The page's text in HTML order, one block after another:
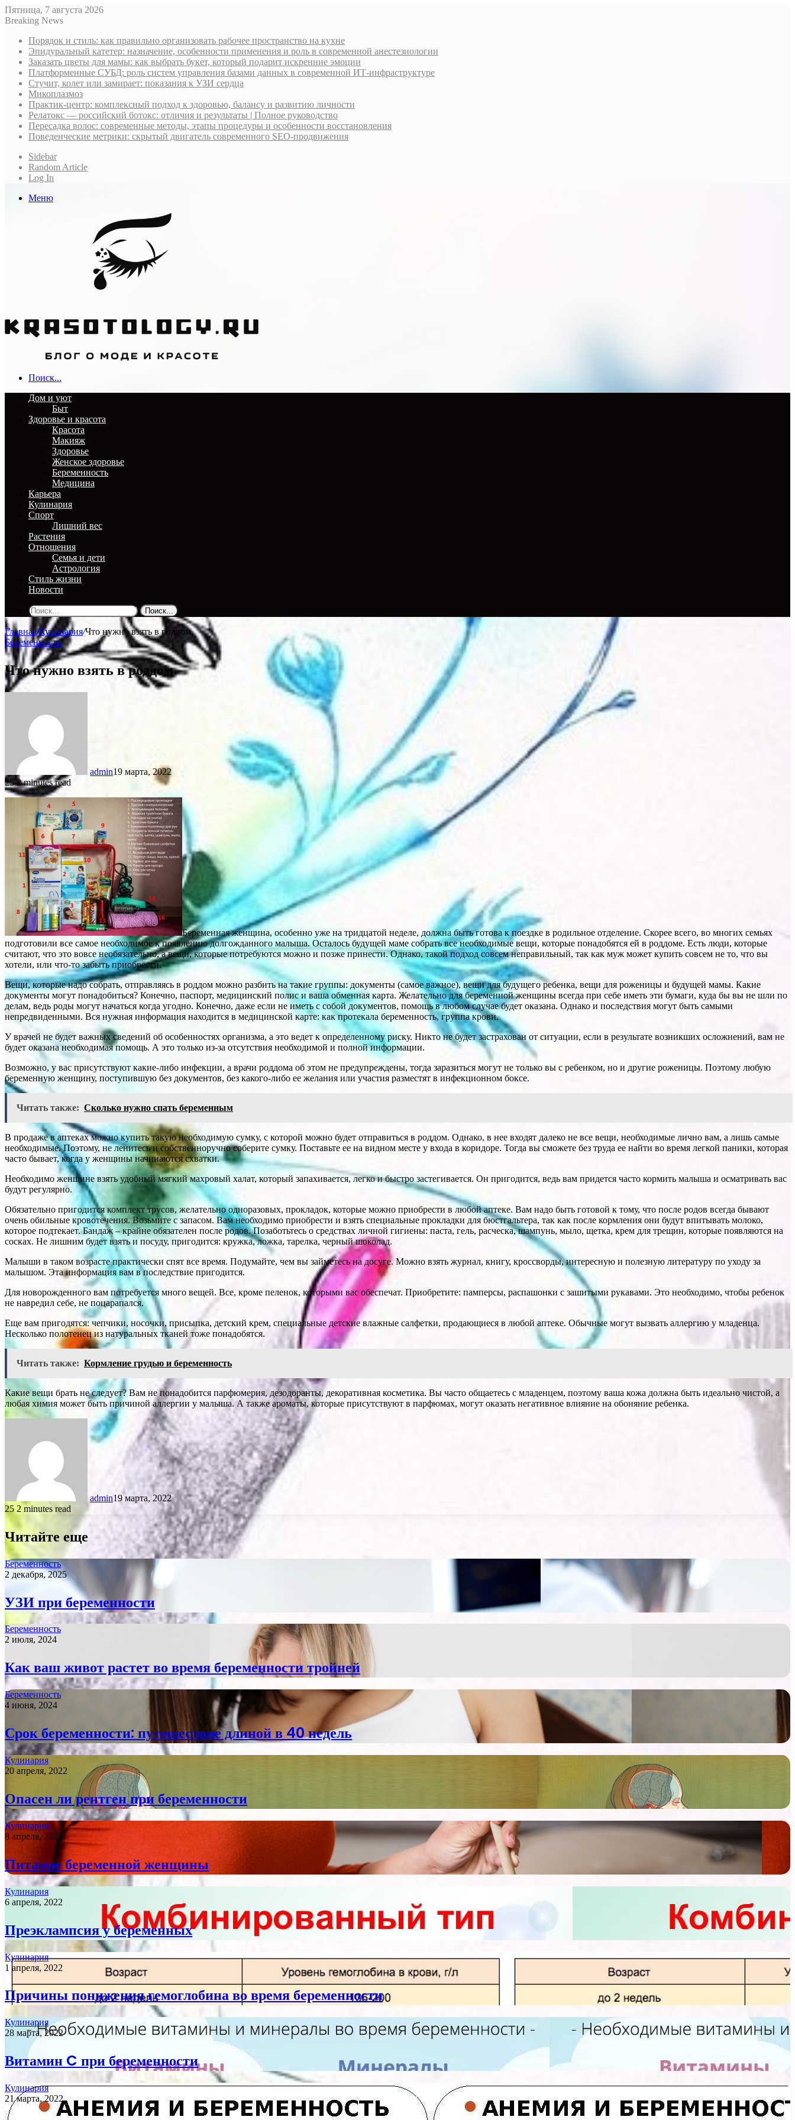
Пятница, 7 августа 2026
Breaking News
Порядок и стиль: как правильно организовать рабочее пространство на кухне
Эпидуральный катетер: назначение, особенности применения и роль в современной анестезиологии
Заказать цветы для мамы: как выбрать букет, который подарит искренние эмоции
Платформенные СУБД: роль систем управления базами данных в современной ИТ-инфраструктуре
Стучит, колет или замирает: показания к УЗИ сердца
Микоплазмоз
Практик-центр: комплексный подход к здоровью, балансу и развитию личности
Релатокс — российский ботокс: отличия и результаты | Полное руководство
Пересадка волос: современные методы, этапы процедуры и особенности восстановления
Поведенческие метрики: скрытый двигатель современного SEO-продвижения
Sidebar
Random Article
Log In
Меню
Поиск...
Дом и уют
Быт
Здоровье и красота
Красота
Макияж
Здоровье
Женское здоровье
Беременность
Медицина
Карьера
Кулинария
Спорт
Лишний вес
Растения
Отношения
Семья и дети
Астрология
Стиль жизни
Новости
Поиск...
Главная/Кулинария/Что нужно взять в роддом
Беременность
Что нужно взять в роддом
admin19 марта, 2022
252 minutes read
Беременная женщина, особенно уже на тридцатой неделе, должна быть готова к поездке в родильное отделение. Скорее всего, во многих семьях
подготовили все самое необходимое к появлению долгожданного малыша. Осталось будущей маме собрать все необходимые вещи, которые понадобятся ей в роддоме. Есть люди, которые
считают, что это вовсе необязательно, а вещи, которые потребуются можно и позже принести. Однако, такой подход совсем неправильный, так как муж может купить совсем не то, что вы
хотели, или что-то забыть приобрести.
Вещи, которые надо собрать, отправляясь в роддом можно разбить на такие группы: документы (самое важное), вещи для будущего ребенка, вещи для роженицы и будущей мамы. Какие
документы могут понадобиться? Конечно, паспорт, медицинский полис и ваша обменная карта. Желательно для беременной женщины всегда при себе иметь эти бумаги, куда бы вы не шли по
делам, ведь роды могут начаться когда угодно. Конечно, даже если не иметь с собой документов, помощь в любом случае будет оказана. Однако и последствия могут быть самыми
непредвиденными. Вся нужная информация находится в медицинской карте: как протекала беременность, группа крови.
У врачей не будет важных сведений об особенностях организма, а это ведет к определенному риску. Никто не будет застрахован от ситуации, если в результате возникших осложнений, вам не
будет оказана необходимая помощь. А это только из-за отсутствия необходимой и полной информации.
Возможно, у вас присутствуют какие-либо инфекции, а врачи роддома об этом не предупреждены, тогда заразиться могут не только вы с ребенком, но и другие роженицы. Поэтому любую
беременную женщину, поступившую без документов, без какого-либо ее желания или участия разместят в инфекционном боксе.
Читать также: Сколько нужно спать беременным
В продаже в аптеках можно купить такую необходимую сумку, с которой можно будет отправиться в роддом. Однако, в нее входят далеко не все вещи, необходимые лично вам, а лишь самые
необходимые. Поэтому, не ленитесь и собственноручно соберите сумку. Поставьте ее на видном месте у входа в коридоре. Тогда вы сможете без труда ее найти во время легкой паники, которая
часто бывает, когда у женщины начинаются схватки.
Необходимо женщине взять удобный мягкий махровый халат, который запахивается, легко и быстро застегивается. Он пригодится, ведь вам придется часто кормить малыша и осматривать вас
будут регулярно.
Обязательно пригодится комплект трусов, желательно одноразовых, прокладок, которые можно приобрести в любой аптеке. Вам надо быть готовой к тому, что после родов всегда бывают
очень обильные кровотечения. Возьмите с запасом. Вам необходимо приобрести и взять специальные прокладки для бюстгальтера, так как после кормления они будут впитывать молоко,
которое подтекает. Бандаж – крайне обязателен после родов. Позаботьтесь о средствах личной гигиены: паста, гель, расческа, шампунь, мыло, щетка, крем для трещин, которые появляются на
сосках. Не лишним будет взять и посуду, пригодится: кружка, ложка, тарелка, черный шоколад.
Малыши в таком возрасте практически спят все время. Подумайте, чем вы займетесь на досуге. Можно взять журнал, книгу, кроссворды, интересную и полезную литературу по уходу за
малышом. Эта информация вам в последствие пригодится.
Для новорожденного вам потребуется много вещей. Все, кроме пеленок, которыми вас обеспечат. Приобретите: памперсы, распашонки с зашитыми рукавами. Это необходимо, чтобы ребенок
не навредил себе, не поцарапался.
Еще вам пригодятся: чепчики, носочки, присыпка, детский крем, специальные детские влажные салфетки, продающиеся в любой аптеке. Обычные могут вызвать аллергию у младенца.
Несколько полотенец из натуральных тканей тоже понадобятся.
Читать также: Кормление грудью и беременность
Какие вещи брать не следует? Вам не понадобится парфюмерия, дезодоранты, декоративная косметика. Вы часто общаетесь с младенцем, поэтому ваша кожа должна быть идеально чистой, а
любая химия может быть причиной аллергии у малыша. А также ароматы, которые присутствуют в парфюмах, могут оказать негативное влияние на обоняние ребенка.
admin19 марта, 2022
25 2 minutes read
Читайте еще
Беременность
2 декабря, 2025
УЗИ при беременности
Беременность
2 июля, 2024
Как ваш живот растет во время беременности тройней
Беременность
4 июня, 2024
Срок беременности: путешествие длиной в 40 недель
Кулинария
20 апреля, 2022
Опасен ли рентген при беременности
Кулинария
8 апреля, 2022
Питание беременной женщины
Кулинария
6 апреля, 2022
Преэклампсия у беременных
Кулинария
1 апреля, 2022
Причины понижения гемоглобина во время беременности
Кулинария
28 марта, 2022
Витамин C при беременности
Кулинария
21 марта, 2022